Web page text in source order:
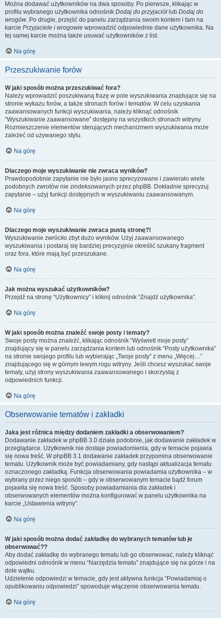
Można dodawać użytkowników na dwa sposoby. Po pierwsze, klikając w
profilu wybranego użytkownika odnośnik Dodaj do przyjaciół lub Dodaj do
wrogów. Po drugie, przejść do panelu zarządzania swoim kontem i tam na
karcie Przyjaciele i wrogowie wprowadzić odpowiednie dane użytkownika. Na
tej samej karcie można także usuwać użytkowników z list.
Na górę
Przeszukiwanie forów
W jaki sposób można przeszukiwać fora?
Należy wprowadzić poszukiwaną frazę w pole wyszukiwania znajdujące się na
stronie wykazu forów, a także stronach forów i tematów. W celu uzyskania
zaawansowanych funkcji wyszukiwania, należy kliknąć odnośnik
“Wyszukiwanie zaawansowane” dostępny na wszystkich stronach witryny.
Rozmieszczenie elementów sterujących mechanizmem wyszukiwania może
zależeć od używanego stylu.
Na górę
Dlaczego moje wyszukiwanie nie zwraca wyników?
Prawdopodobnie zapytanie nie było jasno sprecyzowane i zawierało wiele
podobnych zwrotów nie zindeksowanych przez phpBB. Dokładnie sprecyzuj
zapytanie – użyj funkcji dostępnych w wyszukiwaniu zaawansowanym.
Na górę
Dlaczego moje wyszukiwanie zwraca pustą stronę?!
Wyszukiwanie zwróciło zbyt dużo wyników. Użyj zaawansowanego
wyszukiwania i postaraj się bardziej precyzyjnie określić szukany fragment
oraz fora, które mają być przeszukane.
Na górę
Jak można wyszukać użytkowników?
Przejdź na stronę “Użytkownicy” i kliknij odnośnik “Znajdź użytkownika”.
Na górę
W jaki sposób można znaleźć swoje posty i tematy?
Swoje posty można znaleźć, klikając odnośnik “Wyświetl moje posty”
znajdujący się w panelu zarządzania kontem lub odnośnik “Posty użytkownika”
na stronie swojego profilu lub wybierając „Twoje posty” z menu „Więcej…”
znajdującego się w górnym lewym rogu witryny. Jeśli chcesz wyszukać swoje
tematy, użyj strony wyszukiwania zaawansowanego i skorzystaj z
odpowiednich funkcji.
Na górę
Obserwowanie tematów i zakładki
Jaka jest różnica między dodaniem zakładki a obserwowaniem?
Dodawanie zakładek w phpBB 3.0 działa podobnie, jak dodawanie zakładek w
przeglądarce. Użytkownik nie dostaje powiadomienia, gdy w temacie pojawia
się nowa treść. W phpBB 3.1 dodawanie zakładek przypomina obserwowanie
tematu. Użytkownik może być powiadamiany, gdy nastąpi aktualizacja tematu
oznaczonego zakładką. Funkcja obserwowania powiadamia użytkownika – w
wybrany przez niego sposób – gdy w obserwowanym temacie bądź forum
pojawiła się nowa treść. Sposoby powiadamiania dla zakładek i
obserwowanych elementów można konfigurować w panelu użytkownika na
karcie „Ustawienia witryny”.
Na górę
W jaki sposób można dodać zakładkę do wybranych tematów lub je
obserwować??
Aby dodać zakładkę do wybranego tematu lub go obserwować, należy kliknąć
odpowiedni odnośnik w menu “Narzędzia tematu” znajdujące się na górze i na
dole wątku.
Udzielenie odpowiedzi w temacie, gdy jest aktywna funkcja “Powiadamiaj o
opublikowaniu odpowiedzi” spowoduje włączenie obserwowania tematu.
Na górę